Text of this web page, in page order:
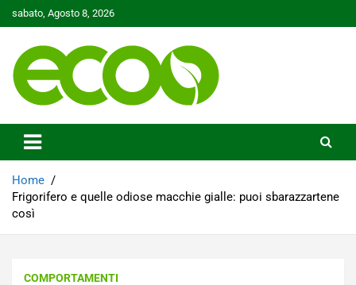
to
sabato, Agosto 8, 2026
Ecoo.it
Home
Frigorifero e quelle odiose macchie gialle: puoi sbarazzartene
così
COMPORTAMENTI